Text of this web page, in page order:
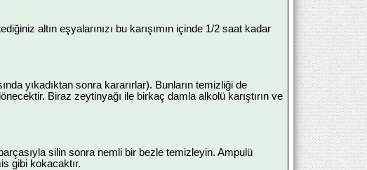
altın eşyalarınızı bu karışımın içinde 1/2 saat kadar
yıkadıktan sonra kararırlar). Bunların temizliği de
Biraz zeytinyağı ile birkaç damla alkolü karıştırın ve
silin sonra nemli bir bezle temizleyin. Ampulü
gibi kokacaktır.